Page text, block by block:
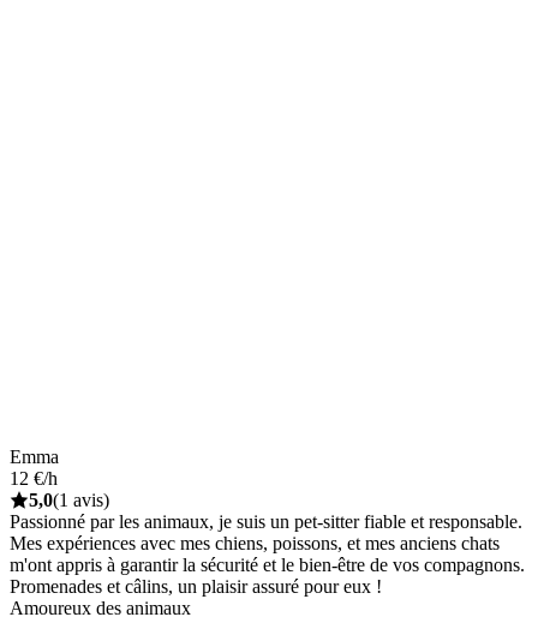
Emma
12 €/h
5,0(1 avis)
Passionné par les animaux, je suis un pet-sitter fiable et responsable.
Mes expériences avec mes chiens, poissons, et mes anciens chats
m'ont appris à garantir la sécurité et le bien-être de vos compagnons.
Promenades et câlins, un plaisir assuré pour eux !
Amoureux des animaux